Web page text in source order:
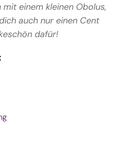
einem kleinen Obolus,
auch nur einen Cent
dafür!